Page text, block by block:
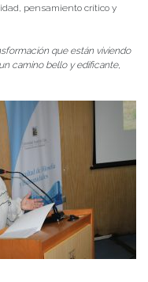
pensamiento crítico y
que están viviendo
camino bello y edificante,